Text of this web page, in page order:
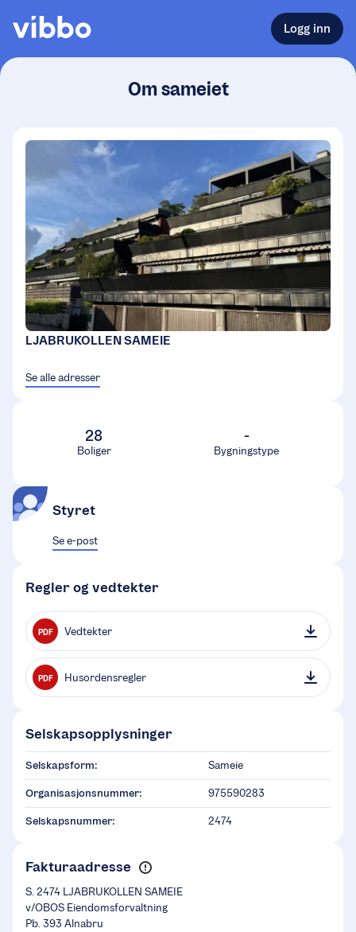
Logg inn
Om sameiet
LJABRUKOLLEN SAMEIE
Se alle adresser
28
Boliger
-
Bygningstype
Styret
Se e-post
Regler og vedtekter
PDF Vedtekter
PDF Husordensregler
Selskapsopplysninger
Selskapsform: Sameie
Organisasjonsnummer: 975590283
Selskapsnummer: 2474
Fakturaadresse
S. 2474 LJABRUKOLLEN SAMEIE
v/OBOS Eiendomsforvaltning
Pb. 393 Alnabru